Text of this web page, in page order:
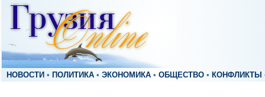
НОВОСТИ • ПОЛИТИКА • ЭКОНОМИКА • ОБЩЕСТВО • КОНФЛИКТЫ